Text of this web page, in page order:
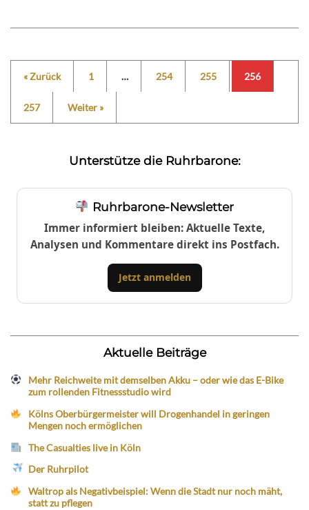
« Zurück 1 … 254 255 256
257 Weiter »
Unterstütze die Ruhrbarone:
Ruhrbarone-Newsletter
Immer informiert bleiben: Aktuelle Texte,
Analysen und Kommentare direkt ins Postfach.
Jetzt anmelden
Aktuelle Beiträge
Mehr Reichweite mit demselben Akku – oder wie das E-Bike
zum rollenden Fitnessstudio wird
Kölns Oberbürgermeister will Drogenhandel in geringen
Mengen noch ermöglichen
The Casualties live in Köln
Der Ruhrpilot
Waltrop als Negativbeispiel: Wenn die Stadt nur noch mäht,
statt zu pflegen